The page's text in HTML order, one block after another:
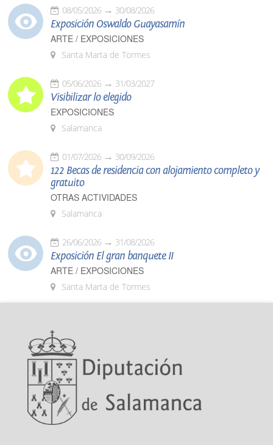
08/05/2026 30/08/2026
Exposición Oswaldo Guayasamín
ARTE / EXPOSICIONES
Santa Marta de Tormes
05/06/2026 31/03/2027
Visibilizar lo elegido
EXPOSICIONES
Salamanca
01/07/2026 30/09/2026
122 Becas de residencia con alojamiento completo y
gratuito
OTRAS ACTIVIDADES
Salamanca
26/06/2026 31/08/2026
Exposición El gran banquete II
ARTE / EXPOSICIONES
Santa Marta de Tormes